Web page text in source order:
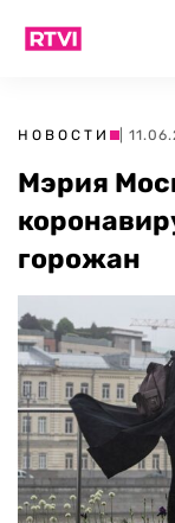
НОВОСТИ |
Мэрия
горожан